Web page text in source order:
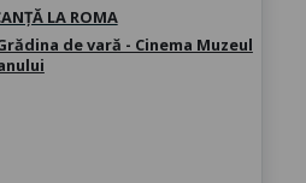
LA ROMA
de vară - Cinema Muzeul